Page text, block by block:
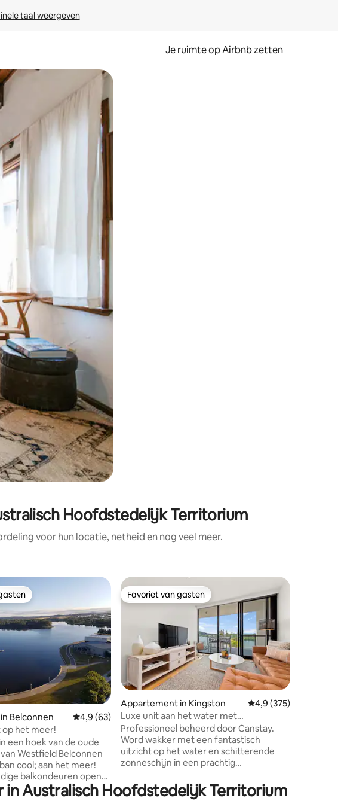
taal weergeven
Je ruimte op Airbnb zetten
óf door te tikken of swipen.
Hoofdstedelijk Territorium
voor hun locatie, netheid en nog veel meer.
uit 5, 160 recensies
Belconnen Gemiddelde beoordeling van 4,9 uit 5, 63 recensies
4,9 (63)
op het meer!
een hoek van de oude
Westfield Belconnen
cool; aan het meer!
balkondeuren open
kopje koffie in de
in de avond.
Favoriet van gasten
Favoriet van gasten
Appartement in Kingston Gemiddelde
4,9 (375)
Luxe unit aan het water met
adembenemend uitzicht
Professioneel beheerd door Canstay.
Word wakker met een fantastisch
uitzicht op het water en schitterende
zonneschijn in een prachtig
deel uitmaakt van de ervaring. Het
appartement met één slaapkamer ligt in
Australisch Hoofdstedelijk Territorium